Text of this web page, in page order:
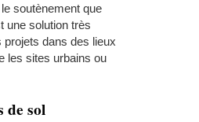
soutènement que
une solution très
projets dans des lieux
les sites urbains ou
de sol